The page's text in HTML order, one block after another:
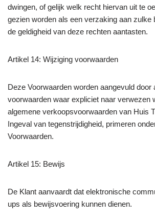
dwingen, of gelijk welk recht hiervan uit te
gezien worden als een verzaking aan zulke
de geldigheid van deze rechten aantasten.
Artikel 14: Wijziging voorwaarden
Deze Voorwaarden worden aangevuld door
voorwaarden waar expliciet naar verwezen
algemene verkoopsvoorwaarden van Huis
Ingeval van tegenstrijdigheid, primeren
Voorwaarden.
Artikel 15: Bewijs
De Klant aanvaardt dat elektronische
ups als bewijsvoering kunnen dienen.